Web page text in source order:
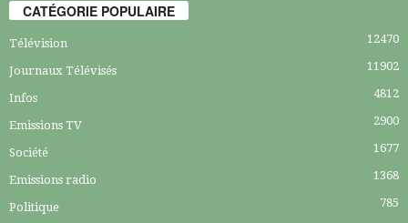
CATÉGORIE POPULAIRE
Télévision 12470
Journaux Télévisés 11902
Infos 4812
Emissions TV 2900
Société 1677
Emissions radio 1368
Politique 785